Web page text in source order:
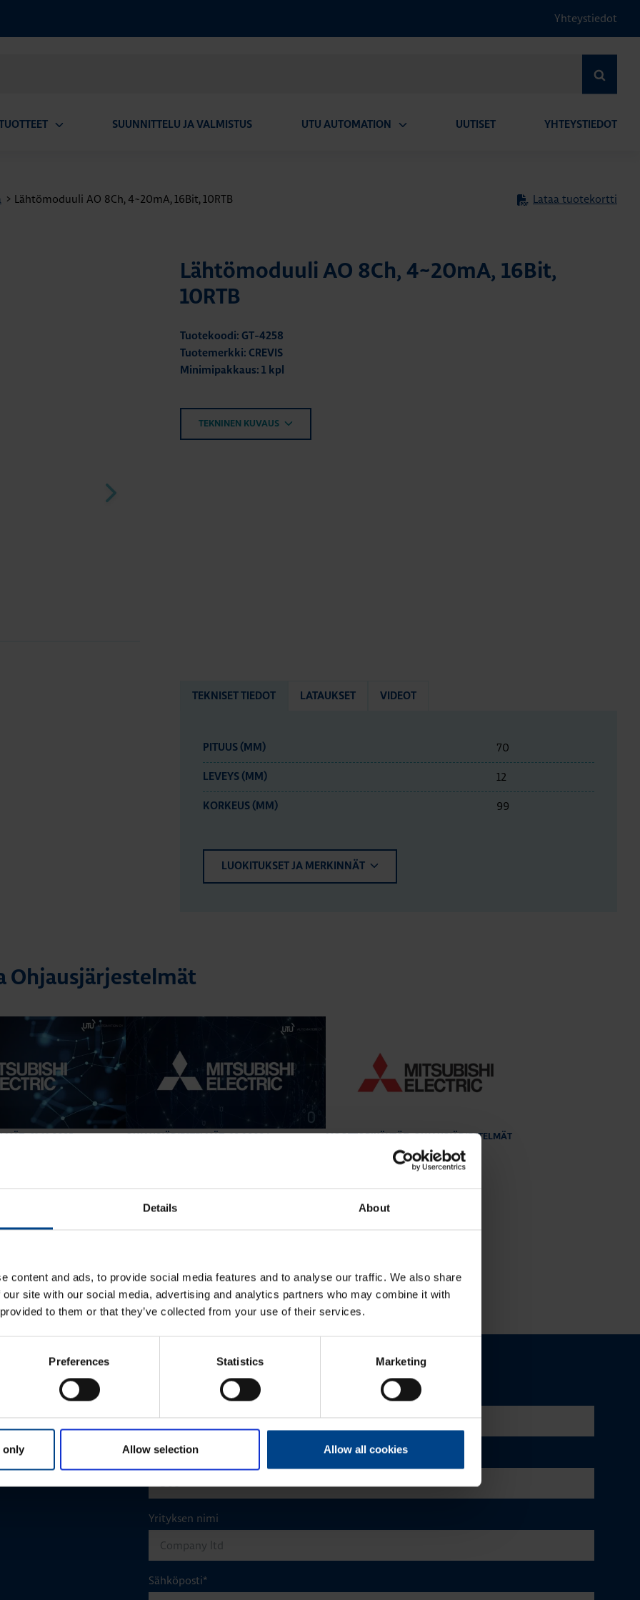
Details About
content and ads, to provide social media features and to analyse our traffic. We also share
site with our social media, advertising and analytics partners who may combine it with
to them or that they’ve collected from your use of their services.
Preferences Statistics Marketing
only Allow selection Allow all cookies
Yhteystiedot
SUUNNITTELU JA VALMISTUS UTU AUTOMATION UUTISET YHTEYSTIEDOT
> Lähtömoduuli AO 8Ch, 4~20mA, 16Bit, 10RTB Lataa tuotekortti
Lähtömoduuli AO 8Ch, 4~20mA, 16Bit,
10RTB
Tuotekoodi: GT-4258
Tuotemerkki: CREVIS
Minimipakkaus: 1 kpl
TEKNINEN KUVAUS
TEKNISET TIEDOT LATAUKSET VIDEOT
PITUUS (MM) 70
LEVEYS (MM) 12
KORKEUS (MM) 99
LUOKITUKSET JA MERKINNÄT
Ohjausjärjestelmät
21.11.2025
uusimpiin
12.6.2024
logiikoiden konvertointi uusimpiin
sarjoihin
OHJAUSJÄRJESTELMÄT
Lukuaika: 1 min
Tutustu ja ota käyttöön:
MyMitsubishi web-portaali
Otathan yhtettä
Sukunimi*
Yrityksen nimi
Sähköposti*